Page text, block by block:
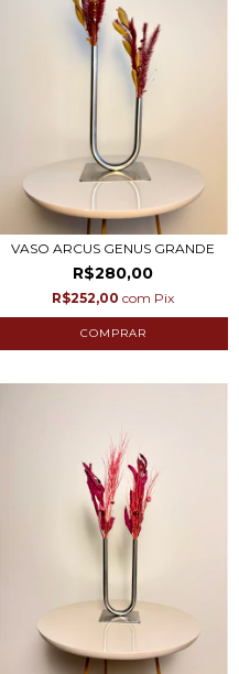
VASO ARCUS GENUS GRANDE
R$280,00
R$252,00 com Pix